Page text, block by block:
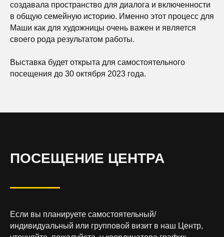
создавала пространство для диалога и включенности
в общую семейную историю. Именно этот процесс для
Маши как для художницы очень важен и является
своего рода результатом работы.
Выставка будет открыта для самостоятельного
посещения до 30 октября 2023 года.
ПОСЕЩЕНИЕ ЦЕНТРА
Если вы планируете самостоятельный/
индивидуальный или групповой визит в наш Центр,